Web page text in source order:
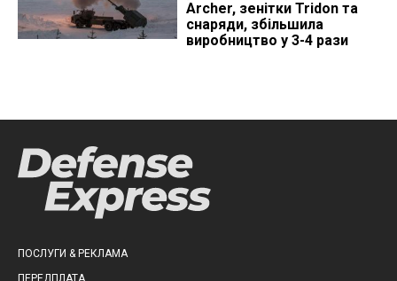
Archer, зенітки Tridon та
снаряди, збільшила
виробництво у 3-4 рази
ПОСЛУГИ & РЕКЛАМА